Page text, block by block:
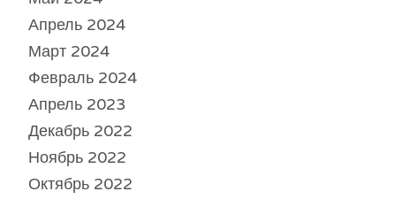
Апрель 2024
Март 2024
Февраль 2024
Апрель 2023
Декабрь 2022
Ноябрь 2022
Октябрь 2022